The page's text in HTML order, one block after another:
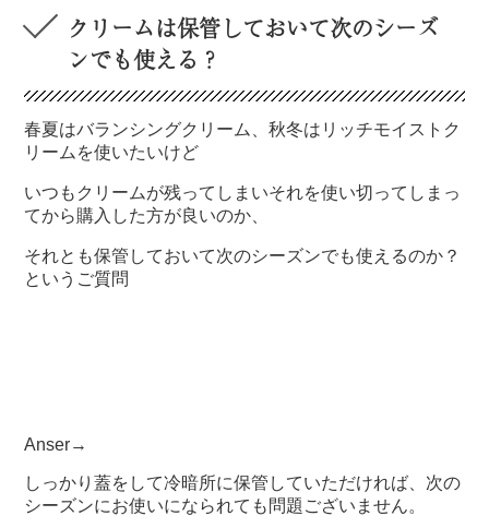
クリームは保管しておいて次のシーズ
ンでも使える？
春夏はバランシングクリーム、秋冬はリッチモイストク
リームを使いたいけど
いつもクリームが残ってしまいそれを使い切ってしまっ
てから購入した方が良いのか、
それとも保管しておいて次のシーズンでも使えるのか？
というご質問
Anser→
しっかり蓋をして冷暗所に保管していただければ、次の
シーズンにお使いになられても問題ございません。